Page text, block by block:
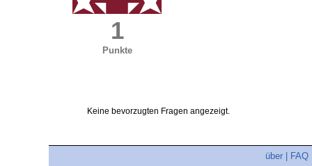
1
Punkte
Keine bevorzugten Fragen angezeigt.
über FAQ